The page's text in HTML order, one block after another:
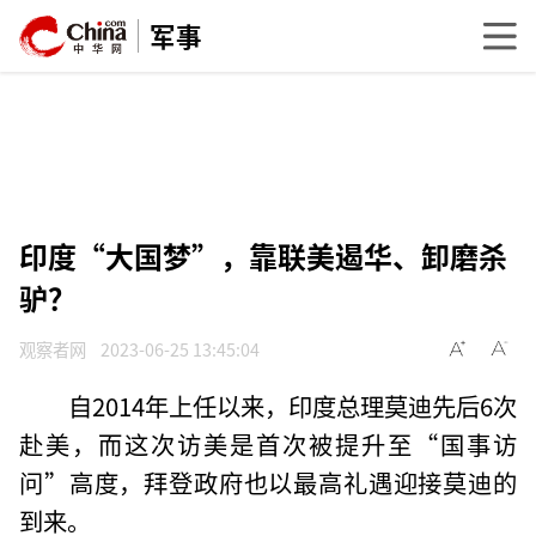
军事
印度“大国梦”，靠联美遏华、卸磨杀
驴？
观察者网 2023-06-25 13:45:04
自2014年上任以来，印度总理莫迪先后6次
赴美，而这次访美是首次被提升至“国事访
问”高度，拜登政府也以最高礼遇迎接莫迪的
到来。